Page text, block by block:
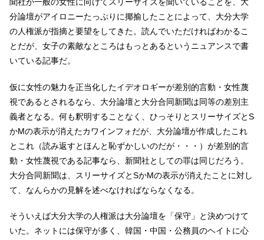
分論壇がアイロニーたっぷりに揶揄したことによって、大分大学
の人権派が指摘と要望をしてきた。読んでいただければわかるこ
とだが、女子の素敵なところはもっとあるというニュアンスで書
いている記事だ。
仮に女性の魅力を正当化したイデオロギーが差別的言動・女性蔑
視であるとされるなら、大分論壇と大分合同新聞は同等の差別主
義者となる。何も釈明することなく、ひっそりとスリーサイズとS
かMの表示が消えたカワインフォだが、大分論壇が作成したこれ
とこれ（読み返すとほんと恥ずかしいのだが・・・）が差別的言
動・女性蔑視である記事なら、新聞社としての罪は同じだろう。
大分合同新聞は、スリーサイズとSかMの表示が消えたことに対し
て、なんらかの見解を述べなければならなくなる。
そういえば大分大学の人権派は大分論壇を「保守」と決めつけて
いた。ネットには保守が多く、韓国・中国・公務員のヘイトに心